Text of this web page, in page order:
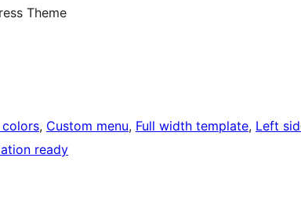
Theme
, Custom menu, Full width template, Left
ready